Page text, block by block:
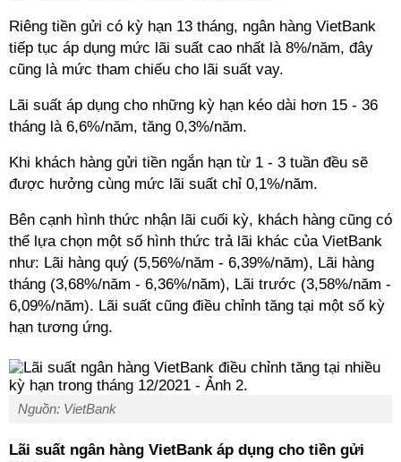
Riêng tiền gửi có kỳ hạn 13 tháng, ngân hàng VietBank
tiếp tục áp dụng mức lãi suất cao nhất là 8%/năm, đây
cũng là mức tham chiếu cho lãi suất vay.
Lãi suất áp dụng cho những kỳ hạn kéo dài hơn 15 - 36
tháng là 6,6%/năm, tăng 0,3%/năm.
Khi khách hàng gửi tiền ngắn hạn từ 1 - 3 tuần đều sẽ
được hưởng cùng mức lãi suất chỉ 0,1%/năm.
Bên cạnh hình thức nhận lãi cuối kỳ, khách hàng cũng có
thể lựa chọn một số hình thức trả lãi khác của VietBank
như: Lãi hàng quý (5,56%/năm - 6,39%/năm), Lãi hàng
tháng (3,68%/năm - 6,36%/năm), Lãi trước (3,58%/năm -
6,09%/năm). Lãi suất cũng điều chỉnh tăng tại một số kỳ
hạn tương ứng.
Nguồn: VietBank
Lãi suất ngân hàng VietBank áp dụng cho tiền gửi